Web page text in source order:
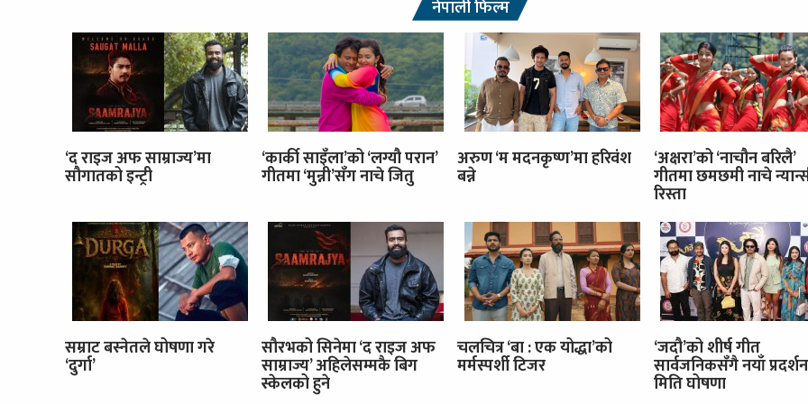
नेपाली फिल्म
‘द राइज अफ साम्राज्य’मा
सौगातको इन्ट्री
‘कार्की साइँला’को ‘लग्यौ परान’
गीतमा ‘मुन्नी’सँग नाचे जितु
अरुण ‘म मदनकृष्ण’मा हरिवंश
बन्ने
‘अक्षरा’को ‘नाचौन बरिलै’
गीतमा छमछमी नाचे
रिस्ता
सम्राट बस्नेतले घोषणा गरे
‘दुर्गा’
सौरभको सिनेमा ‘द राइज अफ
साम्राज्य’ अहिलेसम्मकै बिग
स्केलको हुने
चलचित्र ‘बा : एक योद्धा’को
मर्मस्पर्शी टिजर
‘जदौ’को शीर्ष गीत
सार्वजनिकसँगै नयाँ प्रदर्शन
मिति घोषणा